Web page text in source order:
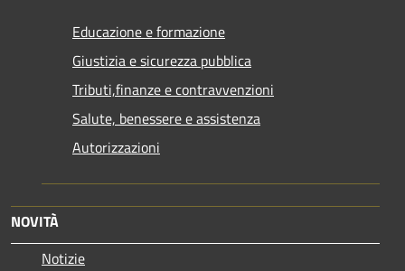
Educazione e formazione
Giustizia e sicurezza pubblica
Tributi,finanze e contravvenzioni
Salute, benessere e assistenza
Autorizzazioni
NOVITÀ
Notizie